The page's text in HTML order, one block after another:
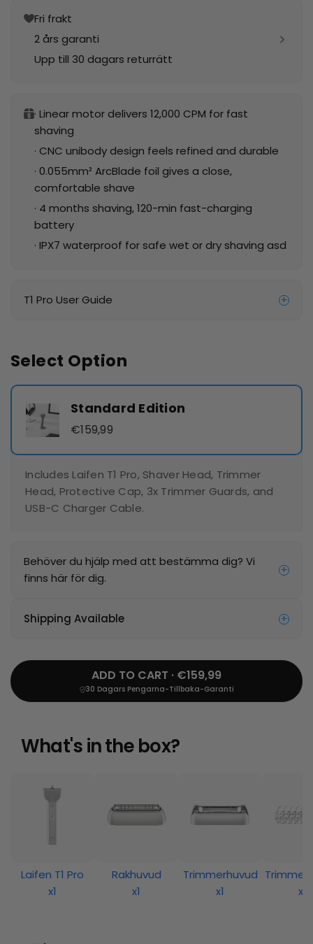
Fri frakt
2 års garanti
Upp till 30 dagars returrätt
· Linear motor delivers 12,000 CPM for fast
shaving
· CNC unibody design feels refined and durable
· 0.055mm² ArcBlade foil gives a close,
comfortable shave
· 4 months shaving, 120-min fast-charging
battery
· IPX7 waterproof for safe wet or dry shaving asd
T1 Pro User Guide +
Select Option
Standard Edition
€159,99
Includes Laifen T1 Pro, Shaver Head, Trimmer
Head, Protective Cap, 3x Trimmer Guards, and
USB-C Charger Cable.
Behöver du hjälp med att bestämma dig? Vi
finns här för dig.
+
Shipping Available +
ADD TO CART · €159,99
30 Dagars Pengarna-Tillbaka-Garanti
What's in the box?
Laifen T1 Pro
x1
Rakhuvud
x1
Trimmerhuvud
x1
Trimmer
x3